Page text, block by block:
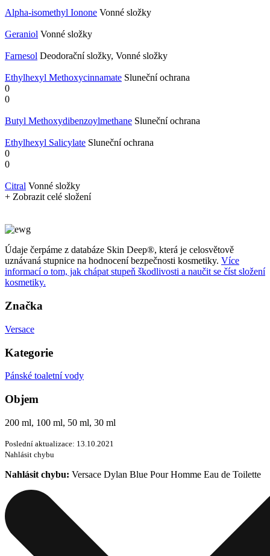
Alpha-isomethyl Ionone Vonné složky
Geraniol Vonné složky
Farnesol Deodorační složky, Vonné složky
Ethylhexyl Methoxycinnamate Sluneční ochrana
0
0
Butyl Methoxydibenzoylmethane Sluneční ochrana
Ethylhexyl Salicylate Sluneční ochrana
0
0
Citral Vonné složky
+ Zobrazit celé složení
Údaje čerpáme z databáze Skin Deep®, která je celosvětově
uznávaná stupnice na hodnocení bezpečnosti kosmetiky. Více
informací o tom, jak chápat stupeň škodlivosti a naučit se číst složení
kosmetiky.
Značka
Versace
Kategorie
Pánské toaletní vody
Objem
200 ml, 100 ml, 50 ml, 30 ml
Poslední aktualizace: 13.10.2021
Nahlásit chybu
Nahlásit chybu: Versace Dylan Blue Pour Homme Eau de Toilette